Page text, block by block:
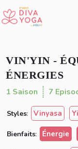
Ajouter à ma
Partager
VIN'YIN -
ÉNERGIES
1 Saison 7
Styles: Vinyasa
Bienfaits: Énergie